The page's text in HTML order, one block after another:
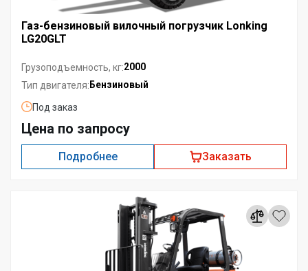
Газ-бензиновый вилочный погрузчик Lonking
LG20GLT
Грузоподъемность, кг:2000
Тип двигателя: Бензиновый
Под заказ
Цена по запросу
Подробнее Заказать